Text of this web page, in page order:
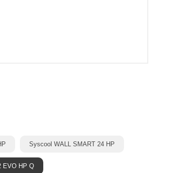
Syscool WALL SMART 24 HP
EVO HP Q